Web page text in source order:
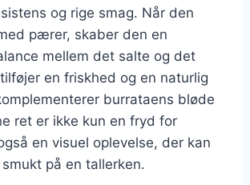
og rige smag. Når den
pærer, skaber den en
mellem det salte og det
en friskhed og en naturlig
burrataens bløde
ret er ikke kun en fryd for
en visuel oplevelse, der kan
på en tallerken.